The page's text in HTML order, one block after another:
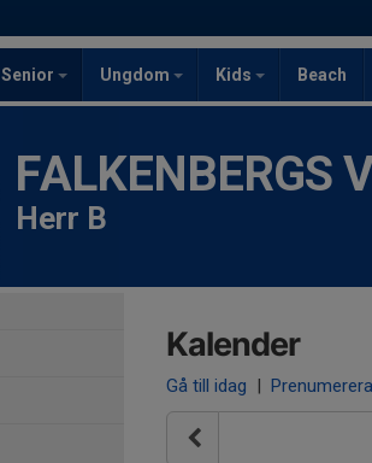
Senior Ungdom Kids Beach
FALKENBERGS
Herr B
Kalender
Gå till idag | Prenumerera